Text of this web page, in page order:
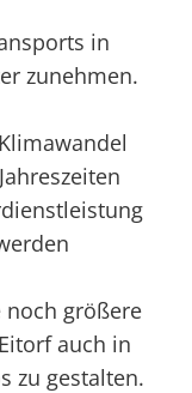
in
zunehmen.
noch größere
auch in
zu gestalten.